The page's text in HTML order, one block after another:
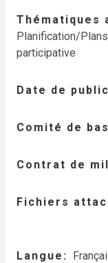
Thématiques
Planification/
participative
Date de
Comité de
Contrat de
Fichiers
Langue